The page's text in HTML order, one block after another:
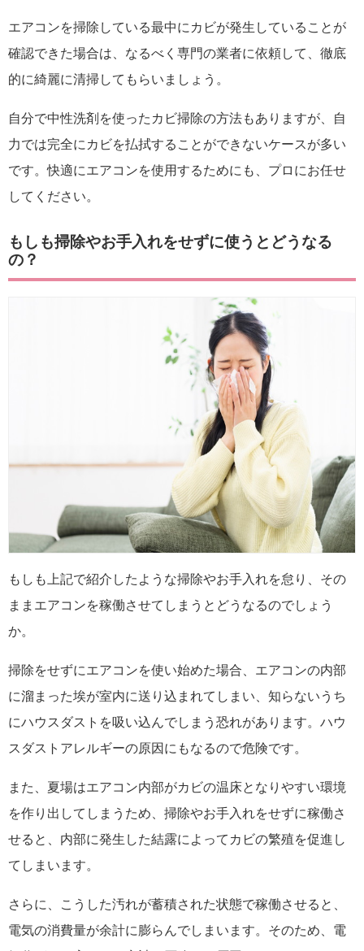
エアコンを掃除している最中にカビが発生していることが
確認できた場合は、なるべく専門の業者に依頼して、徹底
的に綺麗に清掃してもらいましょう。
自分で中性洗剤を使ったカビ掃除の方法もありますが、自
力では完全にカビを払拭することができないケースが多い
です。快適にエアコンを使用するためにも、プロにお任せ
してください。
もしも掃除やお手入れをせずに使うとどうなる
の？
もしも上記で紹介したような掃除やお手入れを怠り、その
ままエアコンを稼働させてしまうとどうなるのでしょう
か。
掃除をせずにエアコンを使い始めた場合、エアコンの内部
に溜まった埃が室内に送り込まれてしまい、知らないうち
にハウスダストを吸い込んでしまう恐れがあります。ハウ
スダストアレルギーの原因にもなるので危険です。
また、夏場はエアコン内部がカビの温床となりやすい環境
を作り出してしまうため、掃除やお手入れをせずに稼働さ
せると、内部に発生した結露によってカビの繁殖を促進し
てしまいます。
さらに、こうした汚れが蓄積された状態で稼働させると、
電気の消費量が余計に膨らんでしまいます。そのため、電